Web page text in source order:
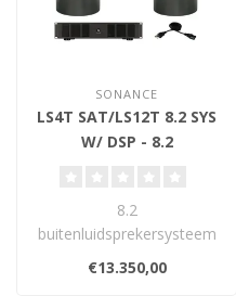
SONANCE
LS4T SAT/LS12T 8.2 SYS
W/ DSP - 8.2
8.2
buitenluidsprekersysteem
met 8 Sonance LS4T
satellieten, 2 LS12T in-
€13.350,00